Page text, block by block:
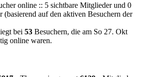
online :: 5 sichtbare Mitglieder und 0
(basierend auf den aktiven Besuchern der
bei 53 Besuchern, die am So 27. Okt
online waren.